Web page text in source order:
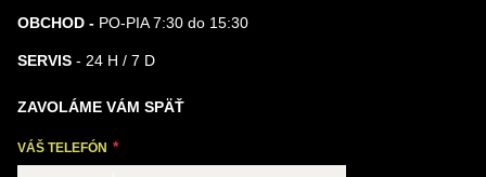
OBCHOD - PO-PIA 7:30 do 15:30
SERVIS - 24 H / 7 D
ZAVOLÁME VÁM SPÄŤ
VÁŠ TELEFÓN